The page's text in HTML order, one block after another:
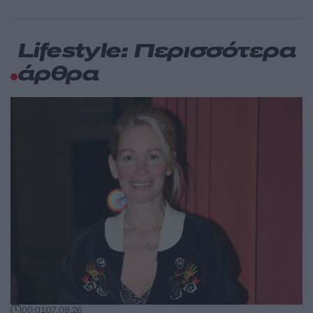
Lifestyle: Περισσότερα
άρθρα
00:0107.08.26